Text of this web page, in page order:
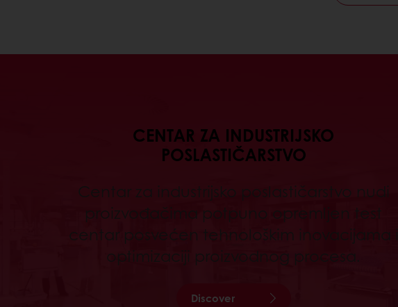
CENTAR ZA INDUSTRIJSKO
POSLASTIČARSTVO
Centar za industrijsko poslastičarstvo nudi
proizvođačima potpuno opremljen test
centar posvećen tehnološkim inovacijama i
optimizaciji proizvodnog procesa.
Discover